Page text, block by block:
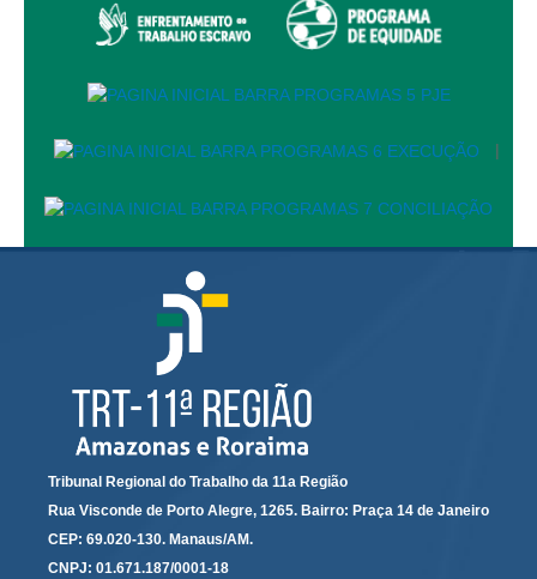
Calendário das Correições
Calendário de Suspensão
Calendário da Justiça Itinerante
Concursos
Espaço do Servidor
Guias de recolhimento
Leilão Público
Mapa do site
META 9 do CNJ
Pauta Digital
PJE
|
Tribunal Regional do Trabalho da 11a Região
Rua Visconde de Porto Alegre, 1265. Bairro: Praça 14 de Janeiro
CEP: 69.020-130. Manaus/AM.
CNPJ: 01.671.187/0001-18